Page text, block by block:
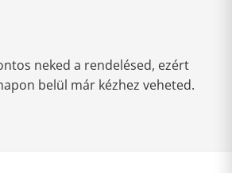
neked a rendelésed, ezért
belül már kézhez veheted.